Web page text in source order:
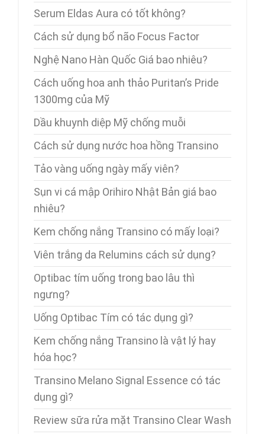
Serum Eldas Aura có tốt không?
Cách sử dụng bổ não Focus Factor
Nghệ Nano Hàn Quốc Giá bao nhiêu?
Cách uống hoa anh thảo Puritan’s Pride
1300mg của Mỹ
Dầu khuynh diệp Mỹ chống muỗi
Cách sử dụng nước hoa hồng Transino
Tảo vàng uống ngày mấy viên?
Sụn vi cá mập Orihiro Nhật Bản giá bao
nhiêu?
Kem chống nắng Transino có mấy loại?
Viên trắng da Relumins cách sử dụng?
Optibac tím uống trong bao lâu thì
ngưng?
Uống Optibac Tím có tác dụng gì?
Kem chống nắng Transino là vật lý hay
hóa học?
Transino Melano Signal Essence có tác
dụng gì?
Review sữa rửa mặt Transino Clear Wash